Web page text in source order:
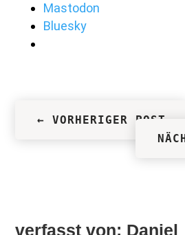
Mastodon
Bluesky
←VORHERIGER POST
verfasst von: Daniel